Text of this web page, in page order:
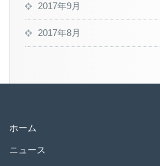
2017年9月
2017年8月
ホーム
ニュース